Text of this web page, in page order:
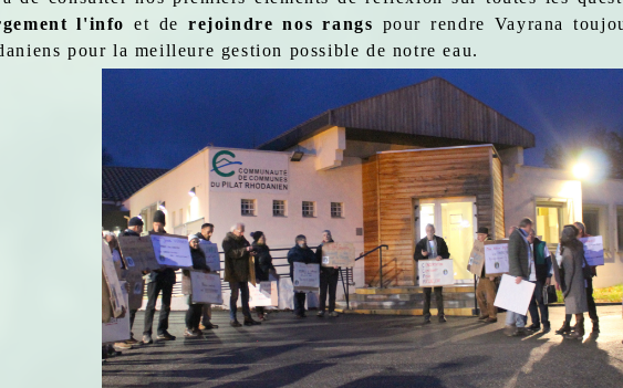
l'info et de rejoindre nos rangs pour rendre Vayrana
pour la meilleure gestion possible de notre eau.